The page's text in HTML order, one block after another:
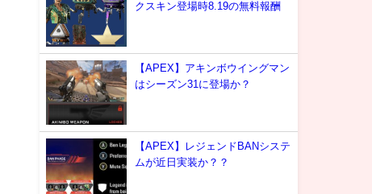
クスキン登場時8.19の無料報酬
【APEX】アキンボウイングマン
はシーズン31に登場か？
【APEX】レジェンドBANシステ
ムが近日実装か？？